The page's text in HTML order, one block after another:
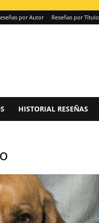
por Autor Reseñas por Título
HISTORIAL RESEÑAS